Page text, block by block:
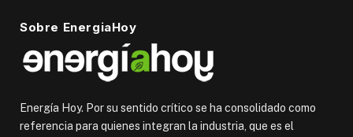
Sobre EnergiaHoy
Energía Hoy. Por su sentido crítico se ha consolidado como
referencia para quienes integran la industria, que es el